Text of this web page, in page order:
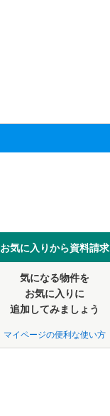
お気に入りから資料請求
気になる物件を
お気に入りに
追加してみましょう
マイページの便利な使い方